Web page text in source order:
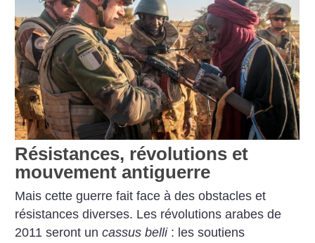
Résistances, révolutions et
mouvement antiguerre
Mais cette guerre fait face à des obstacles et
résistances diverses. Les révolutions arabes de
2011 seront uncassus belli: les soutiens